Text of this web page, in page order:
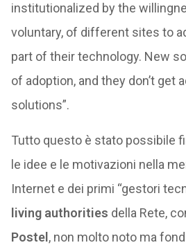
institutionalized by the
voluntary, of different sites to
part of their technology. New
of adoption, and they don’t get
solutions”.
Tutto questo è stato possibile
le idee e le motivazioni nella
Internet e dei primi “gestori
living authorities della Rete,
Postel , non molto noto ma